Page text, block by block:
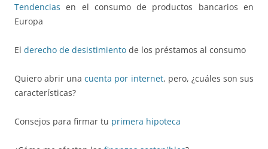
Tendencias en el consumo de productos bancarios en
Europa
El derecho de desistimiento de los préstamos al consumo
Quiero abrir unacuenta por internet, pero, ¿cuáles son sus
características?
Consejos para firmar tu primera hipoteca